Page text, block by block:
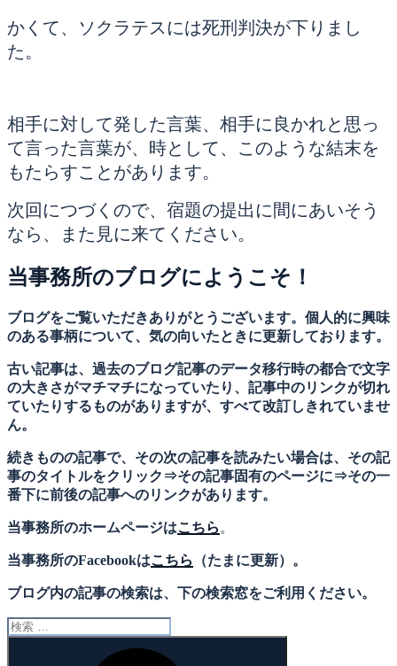
かくて、ソクラテスには死刑判決が下りまし
た。
相手に対して発した言葉、相手に良かれと思っ
て言った言葉が、時として、このような結末を
もたらすことがあります。
次回につづくので、宿題の提出に間にあいそう
なら、また見に来てください。
当事務所のブログにようこそ！
ブログをご覧いただきありがとうございます。個人的に興味
のある事柄について、気の向いたときに更新しております。
古い記事は、過去のブログ記事のデータ移行時の都合で文字
の大きさがマチマチになっていたり、記事中のリンクが切れ
ていたりするものがありますが、すべて改訂しきれていませ
ん。
続きものの記事で、その次の記事を読みたい場合は、その記
事のタイトルをクリック⇒その記事固有のページに⇒その一
番下に前後の記事へのリンクがあります。
当事務所のホームページはこちら 。
当事務所のFacebookはこちら （たまに更新）。
ブログ内の記事の検索は、下の検索窓をご利用ください。
検